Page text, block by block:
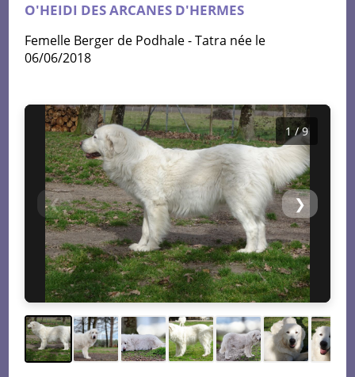
O'HEIDI DES ARCANES D'HERMES
femelle Berger de Podhale - Tatra née le
06/06/2018
❮ ❯
1 / 9